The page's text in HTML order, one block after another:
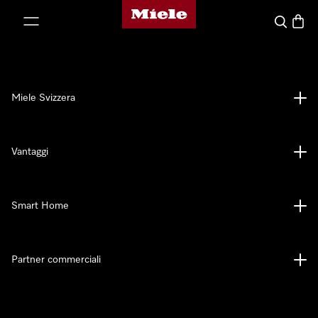
Homepage di Miele
Cerca
Miele Svizzera
Vantaggi
Smart Home
Partner commerciali